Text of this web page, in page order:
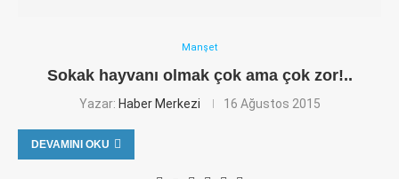
Manşet
Sokak hayvanı olmak çok ama çok zor!..
Yazar: Haber Merkezi 16 Ağustos 2015
DEVAMINI OKU